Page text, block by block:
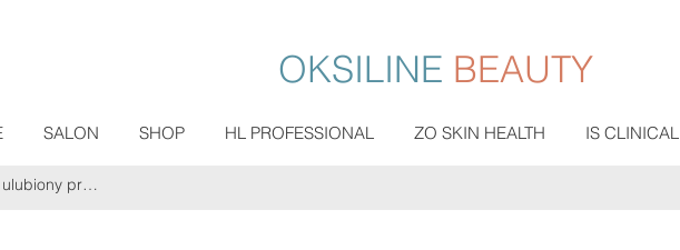
OKSILINE BEAUTY
SALON SHOP HL PROFESSIONAL ZO SKIN HEALTH IS CLINICAL